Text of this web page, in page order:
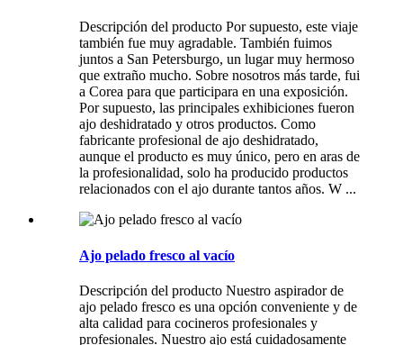
Descripción del producto Por supuesto, este viaje
también fue muy agradable. También fuimos
juntos a San Petersburgo, un lugar muy hermoso
que extraño mucho. Sobre nosotros más tarde, fui
a Corea para que participara en una exposición.
Por supuesto, las principales exhibiciones fueron
ajo deshidratado y otros productos. Como
fabricante profesional de ajo deshidratado,
aunque el producto es muy único, pero en aras de
la profesionalidad, solo ha producido productos
relacionados con el ajo durante tantos años. W ...
Ajo pelado fresco al vacío
Descripción del producto Nuestro aspirador de
ajo pelado fresco es una opción conveniente y de
alta calidad para cocineros profesionales y
profesionales. Nuestro ajo está cuidadosamente